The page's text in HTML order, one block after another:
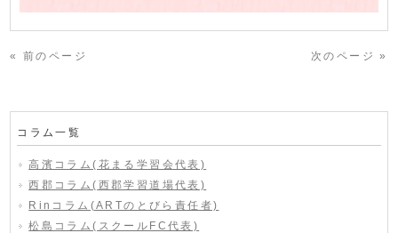
« 前のページ 次のページ »
コラム一覧
高濱コラム(花まる学習会代表)
西郡コラム(西郡学習道場代表)
Rinコラム(ARTのとびら責任者)
松島コラム(スクールFC代表)